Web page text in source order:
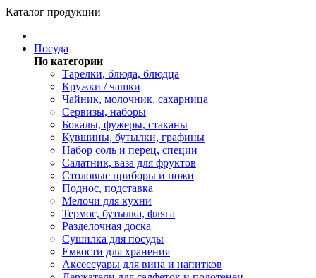
Каталог продукции
Посуда
По категории
Тарелки, блюда, блюдца
Кружки / чашки
Чайник, молочник, сахарница
Сервизы, наборы
Бокалы, фужеры, стаканы
Кувшины, бутылки, графины
Набор соль и перец, специи
Салатник, ваза для фруктов
Столовые приборы и ножи
Поднос, подставка
Мелочи для кухни
Термос, бутылка, фляга
Разделочная доска
Сушилка для посуды
Емкости для хранения
Аксессуары для вина и напитков